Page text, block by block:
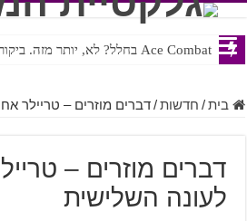
Ace Combat בחלל? לא, יותר מזה. ביקורת המשחק Chorus
Steven Universe והשירים שתורגמו בצורה נוראית לעברית
בית / חדשות / דברים מוזרים – טריילר
דברים מוזרים –
לעונה השלישית